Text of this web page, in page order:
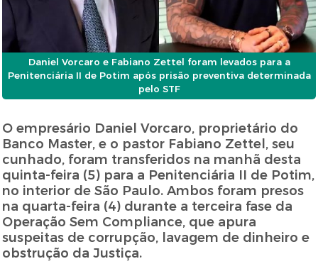
Daniel Vorcaro e Fabiano Zettel foram levados para a
Penitenciária II de Potim após prisão preventiva determinada
pelo STF
O empresário Daniel Vorcaro, proprietário do
Banco Master, e o pastor Fabiano Zettel, seu
cunhado, foram transferidos na manhã desta
quinta-feira (5) para a Penitenciária II de Potim,
no interior de São Paulo. Ambos foram presos
na quarta-feira (4) durante a terceira fase da
Operação Sem Compliance, que apura
suspeitas de corrupção, lavagem de dinheiro e
obstrução da Justiça.